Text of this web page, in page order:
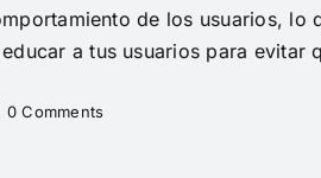
de los usuarios,
a tus usuarios para evitar
0 Comments